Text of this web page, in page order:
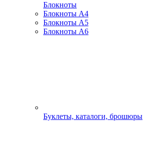
Блокноты
Блокноты А4
Блокноты А5
Блокноты А6
Буклеты, каталоги, брошюры